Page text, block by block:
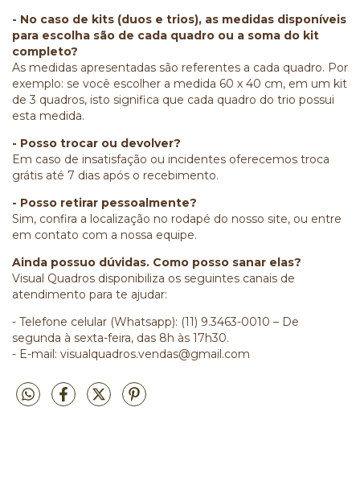
- No caso de kits (duos e trios), as medidas disponíveis
para escolha são de cada quadro ou a soma do kit
completo?
As medidas apresentadas são referentes a cada quadro. Por
exemplo: se você escolher a medida 60 x 40 cm, em um kit
de 3 quadros, isto significa que cada quadro do trio possui
esta medida.
- Posso trocar ou devolver?
Em caso de insatisfação ou incidentes oferecemos troca
grátis até 7 dias após o recebimento.
- Posso retirar pessoalmente?
Sim, confira a localização no rodapé do nosso site, ou entre
em contato com a nossa equipe.
Ainda possuo dúvidas. Como posso sanar elas?
Visual Quadros disponibiliza os seguintes canais de
atendimento para te ajudar:
- Telefone celular (Whatsapp): (11) 9.3463-0010 – De
segunda à sexta-feira, das 8h às 17h30.
- E-mail: visualquadros.vendas@gmail.com